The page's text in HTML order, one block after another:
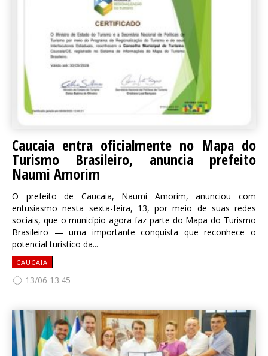
Caucaia entra oficialmente no Mapa do
Turismo Brasileiro, anuncia prefeito
Naumi Amorim
O prefeito de Caucaia, Naumi Amorim, anunciou com
entusiasmo nesta sexta-feira, 13, por meio de suas redes
sociais, que o município agora faz parte do Mapa do Turismo
Brasileiro — uma importante conquista que reconhece o
potencial turístico da...
CAUCAIA
13/06 13:45